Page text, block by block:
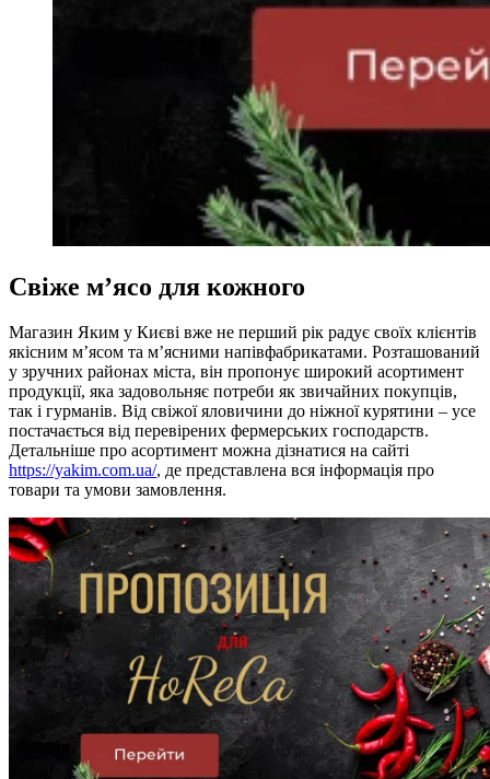
Свіже м’ясо для кожного
Магазин Яким у Києві вже не перший рік радує своїх клієнтів
якісним м’ясом та м’ясними напівфабрикатами. Розташований
у зручних районах міста, він пропонує широкий асортимент
продукції, яка задовольняє потреби як звичайних покупців,
так і гурманів. Від свіжої яловичини до ніжної курятини – усе
постачається від перевірених фермерських господарств.
Детальніше про асортимент можна дізнатися на сайті
https://yakim.com.ua/, де представлена вся інформація про
товари та умови замовлення.